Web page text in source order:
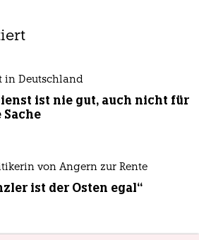
in Deutschland
ist nie gut, auch nicht für
von Angern zur Rente
ist der Osten egal“